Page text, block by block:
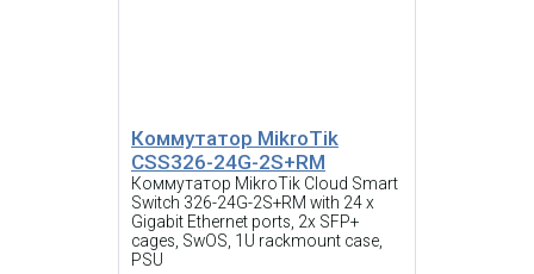
- i
16-портовый коммутатор
Etherlighting™ уровня 3 с
Коммутатор MikroTik
CSS326-24G-2S+RM
Коммутатор MikroTik Cloud Smart
Switch 326-24G-2S+RM with 24 x
Gigabit Ethernet ports, 2x SFP+
cages, SwOS, 1U rackmount case,
PSU